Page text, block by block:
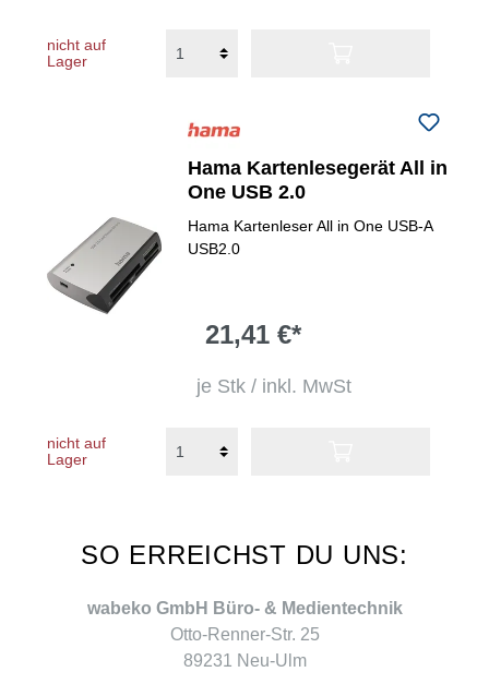
nicht auf
Lager
Hama Kartenlesegerät All in
One USB 2.0
Hama Kartenleser All in One USB-A
USB2.0
21,41 €*
je Stk / inkl. MwSt
nicht auf
Lager
SO ERREICHST DU UNS:
wabeko GmbH Büro- & Medientechnik
Otto-Renner-Str. 25
89231 Neu-Ulm